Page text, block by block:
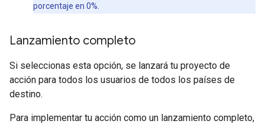
porcentaje en 0%.
Lanzamiento completo
Si seleccionas esta opción, se lanzará tu proyecto de
acción para todos los usuarios de todos los países de
destino.
Para implementar tu acción como un lanzamiento completo,